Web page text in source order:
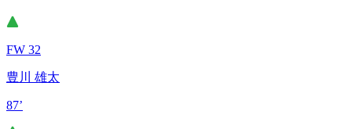
FW 32
豊川 雄太
87’